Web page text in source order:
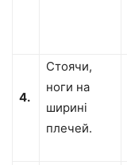
4.
Стоячи,
ноги на
ширині
плечей.